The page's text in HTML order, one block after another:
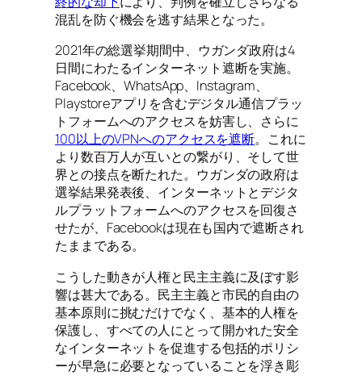
混乱を防ぐ機会を逃す結果となった。
2021年の総選挙期間中、ウガンダ政府は4
日間にわたるインターネット遮断を実施。
Facebook、WhatsApp、Instagram、
Playstoreアプリを含むデジタル通信プラッ
トフォームへのアクセスを妨害し、さらに
100以上のVPNへのアクセスを遮断。これに
より数百万人が互いとの繋がり、そして世
界との接点を断たれた。ウガンダの政府は
選挙結果発表後、インターネットとデジタ
ルプラットフォームへのアクセスを回復さ
せたが、Facebookは現在も国内で遮断され
たままである。
こうした動きが人権と民主主義に及ぼす影
響は甚大である。民主主義と市民的自由の
基本原則に挑むだけでなく、基本的人権を
保護し、すべての人にとって開かれた安全
なインターネットを促進する包括的ポリシ
ーが早急に必要となっていることを浮き彫